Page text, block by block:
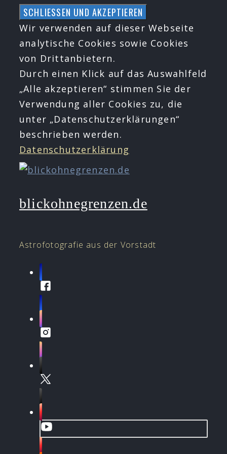
Zum
Inhalt
springen
Wir verwenden auf dieser Webseite
analytische Cookies sowie Cookies
von Drittanbietern.
Durch einen Klick auf das Auswahlfeld
„Alle akzeptieren“ stimmen Sie der
Verwendung aller Cookies zu, die
unter „Datenschutzerklärungen“
beschrieben werden.
Datenschutzerklärung
blickohnegrenzen.de
Astrofotografie aus der Vorstadt